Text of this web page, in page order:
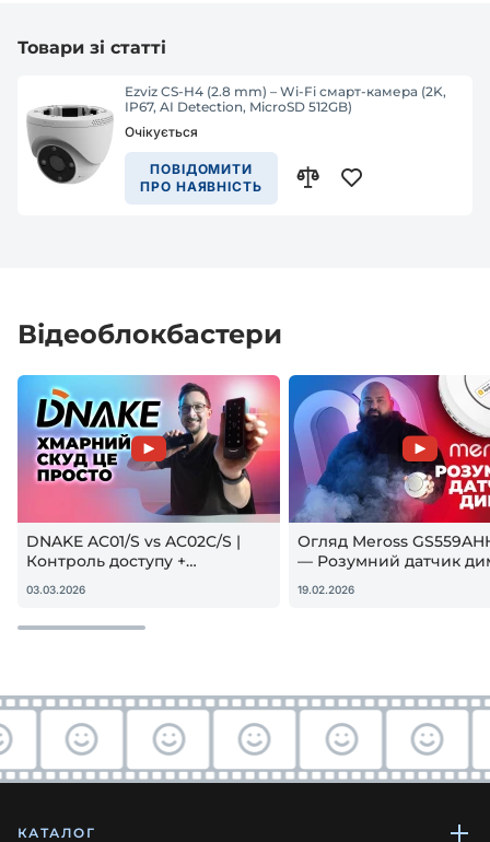
Товари зі статті
Ezviz CS-H4 (2.8 mm) – Wi-Fi смарт-камера (2K,
IP67, AI Detection, MicroSD 512GB)
Очікується
ПОВІДОМИТИ
ПРО НАЯВНІСТЬ
Відеоблокбастери
DNAKE AC01/S vs AC02C/S |
Контроль доступу +
гостьовий QR — реальна
настройка
03.03.2026
Огляд Meross
— Розумний датчик
Apple HomeKit! Чи
купувати?
19.02.2026
КАТАЛОГ